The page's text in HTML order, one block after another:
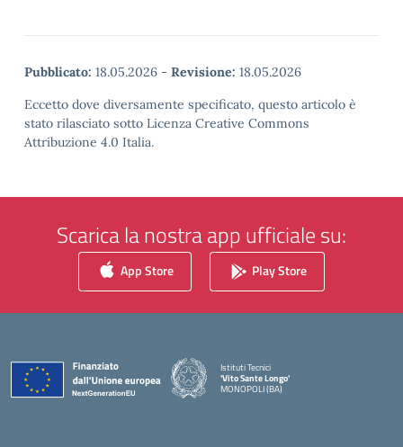
Pubblicato: 18.05.2026 - Revisione: 18.05.2026
Eccetto dove diversamente specificato, questo articolo è
stato rilasciato sotto Licenza Creative Commons
Attribuzione 4.0 Italia.
Scarica la nostra app ufficiale su:
App Store Play Store
Istituti Tecnici
'Vito Sante Longo'
MONOPOLI (BA)